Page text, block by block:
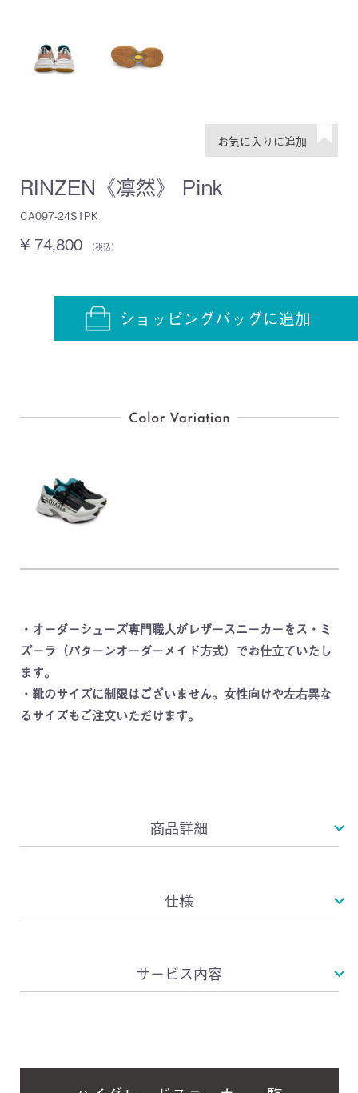
RINZEN《凛然》 Pink
CA097-24S1PK
¥ 74,800 （税込）
・オーダーシューズ専門職人がレザースニーカーをス・ミ
ズーラ（パターンオーダーメイド方式）でお仕立ていたし
ます。
・靴のサイズに制限はございません。女性向けや左右異な
るサイズもご注文いただけます。
商品詳細
仕様
サービス内容
ショッピングバッグに追加